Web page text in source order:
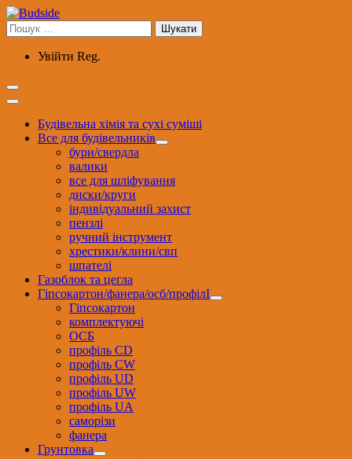
Перейти
до
вмісту
Пошук:
Увійти Reg.
Будівельна хімія та сухі суміші
Все для будівельників
бури/свердла
валики
все для шліфування
диски/круги
індивідуальний захист
пензлі
ручний інструмент
хрестики/клини/свп
шпателі
Газоблок та цегла
Гіпсокартон/фанера/осб/профілІ
Гіпсокартон
комплектуючі
ОСБ
профіль CD
профіль CW
профіль UD
профіль UW
профіль UА
саморізи
фанера
Грунтовка